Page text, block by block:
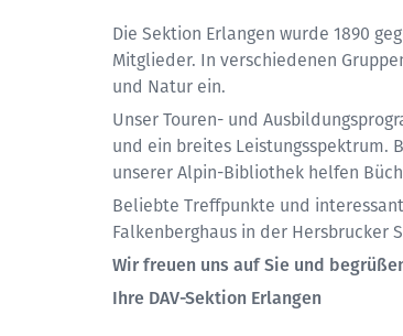
Die Sektion Erlangen wurde 1890
Mitglieder. In verschiedenen
und Natur ein.
Unser Touren- und
und ein breites Leistungsspektrum.
unserer Alpin-Bibliothek helfen
Beliebte Treffpunkte und
Falkenberghaus in der Hersbrucker
Wir freuen uns auf Sie und
Ihre DAV-Sektion Erlangen